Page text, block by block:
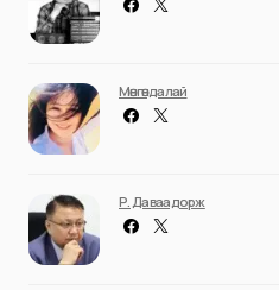
Мөнгөндалай
Р. Даваадорж